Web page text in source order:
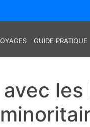
GUIDE PRATIQUE
les